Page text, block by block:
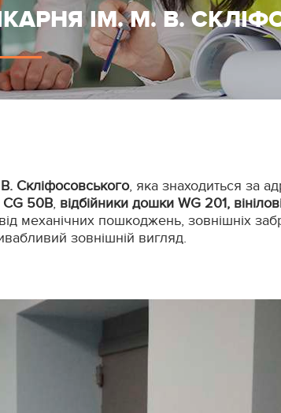
ІМ. М. В.
Скліфосовського, яка знаходиться за
CG 50В, відбійники дошки WG 201,
механічних пошкоджень, зовнішніх
зовнішній вигляд.